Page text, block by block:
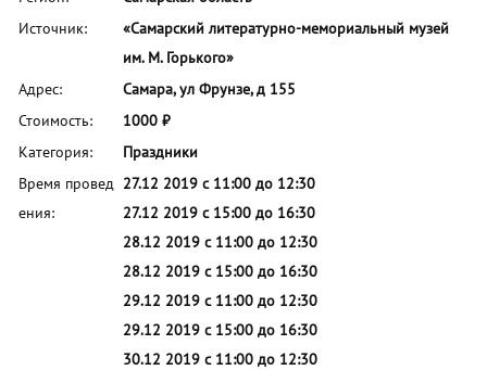
Источник:
«Самарский литературно-мемориальный музей
им. М. Горького»
Адрес:
Самара, ул Фрунзе, д 155
Стоимость:
1000 ₽
Категория:
Праздники
Время провед
ения:
27.12 2019 с 11:00 до 12:30
27.12 2019 с 15:00 до 16:30
28.12 2019 с 11:00 до 12:30
28.12 2019 с 15:00 до 16:30
29.12 2019 с 11:00 до 12:30
29.12 2019 с 15:00 до 16:30
30.12 2019 с 11:00 до 12:30